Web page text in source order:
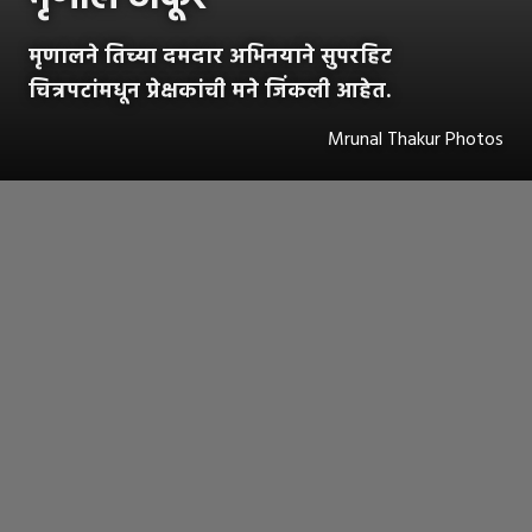
मृणालने तिच्या दमदार अभिनयाने सुपरहिट
चित्रपटांमधून प्रेक्षकांची मने जिंकली आहेत.
Mrunal Thakur Photos